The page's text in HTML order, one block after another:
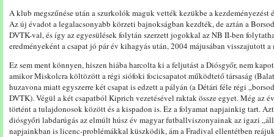
A klub megszűnése után a szurkolók maguk vették kezükbe a
Az új évadot a legalacsonyabb körzeti bajnokságban kezdték, de aztán a
DVTK-val, és így az egyesülések folytán szerzett jogokkal az NB II-ben
eredményeként a csapat jó pár év kihagyás után, 2004 májusában visszajutott
Ez sem ment könnyen, hiszen hiába harcolta ki a feljutást a Diósgyőr, nem
amikor Miskolcra költözött a régi siófoki focicsapatot működtető társaság
huzavona miatt egyszerre két csapat is edzett a pályán (a Détári féle régi
DVTK). Végül a két csapatból Kiprich vezetésével raktak össze egyet. Még az
történt a tulajdonosok között és a kispadon is. Ez a folyamat napjainkig tart.
diósgyőri labdarúgás az elmúlt húsz év magyar futballviszonyainak az igazi
napjainkban is licenc-problémákkal küszködik, ám a Fradival ellentétben